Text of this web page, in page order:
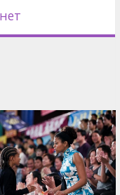
противника. Хан
его школу и
заявляет, что Дре
Henson, Han Wenwen,